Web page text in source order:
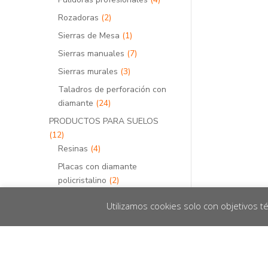
Rozadoras 22
productos
Sierras de Mesa 11
producto
Sierras manuales 77
Sierras murales 33
productos
Taladros de perforación con
diamante 2424
productos
PRODUCTOS PARA SUELOS
1212
productos
Resinas 44
productos
Placas con diamante
policristalino 22
productos
Utilizamos cookies solo con objetivos